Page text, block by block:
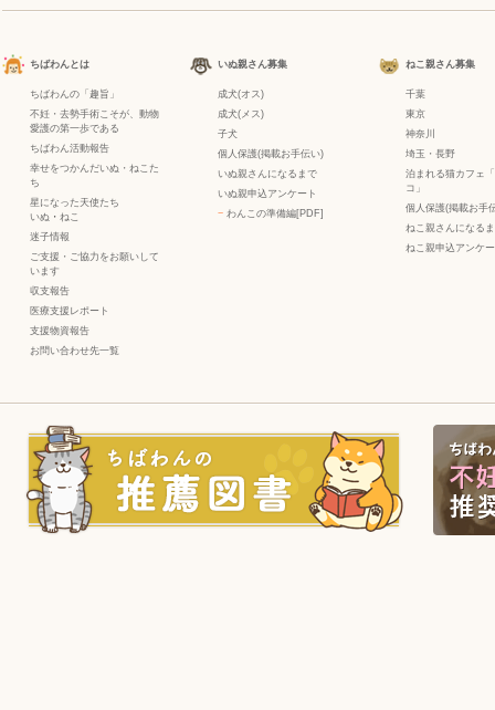
ちばわんとは
ちばわんの「趣旨」
不妊・去勢手術こそが、動物
愛護の第一歩である
ちばわん活動報告
幸せをつかんだいぬ・ねこた
ち
星になった天使たち
いぬ ・ ねこ
迷子情報
ご支援・ご協力をお願いして
います
収支報告
医療支援レポート
支援物資報告
お問い合わせ先一覧
いぬ親さん募集
成犬(オス)
成犬(メス)
子犬
個人保護(掲載お手伝い)
いぬ親さんになるまで
いぬ親申込アンケート
− わんこの準備編[PDF]
ねこ親さん募集
千葉
東京
神奈川
埼玉・長野
泊まれる猫カフェ
コ」
個人保護(掲載お手
ねこ親さんになる
ねこ親申込アンケ